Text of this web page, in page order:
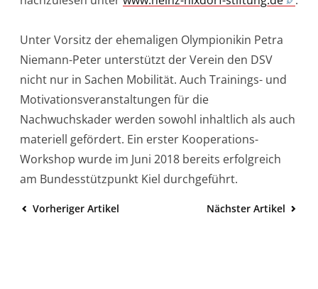
Unter Vorsitz der ehemaligen Olympionikin Petra
Niemann-Peter unterstützt der Verein den DSV
nicht nur in Sachen Mobilität. Auch Trainings- und
Motivationsveranstaltungen für die
Nachwuchskader werden sowohl inhaltlich als auch
materiell gefördert. Ein erster Kooperations-
Workshop wurde im Juni 2018 bereits erfolgreich
am Bundesstützpunkt Kiel durchgeführt.
Vorheriger Artikel Nächster Artikel